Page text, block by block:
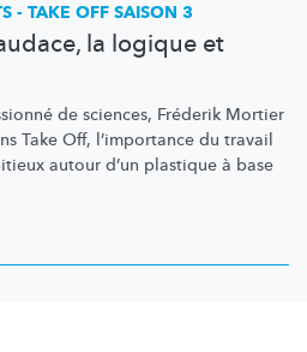
- TAKE OFF SAISON 3
la logique et
de sciences, Fréderik Mortier
Take Off, l’importance du travail
autour d’un plastique à base